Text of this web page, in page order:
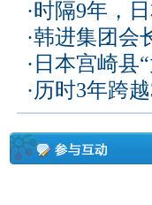
·时隔9年，
·韩进集团会
· 日本宫崎县
·历时3年跨